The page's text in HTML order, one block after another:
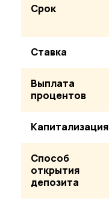
Срок
Ставка
Выплата
процентов
Капитализация
Способ
открытия
депозита